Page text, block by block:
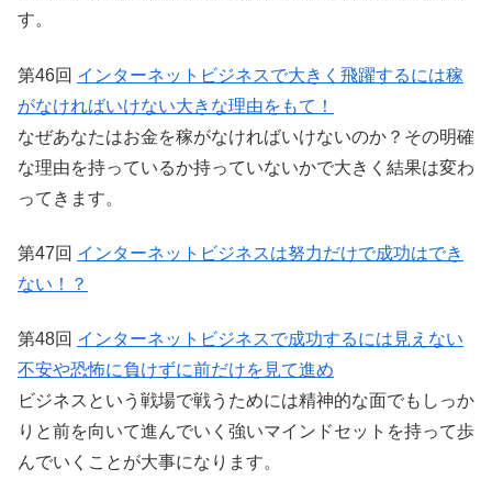
す。
第46回 インターネットビジネスで大きく飛躍するには稼
がなければいけない大きな理由をもて！
なぜあなたはお金を稼がなければいけないのか？その明確
な理由を持っているか持っていないかで大きく結果は変わ
ってきます。
第47回 インターネットビジネスは努力だけで成功はでき
ない！？
第48回 インターネットビジネスで成功するには見えない
不安や恐怖に負けずに前だけを見て進め
ビジネスという戦場で戦うためには精神的な面でもしっか
りと前を向いて進んでいく強いマインドセットを持って歩
んでいくことが大事になります。